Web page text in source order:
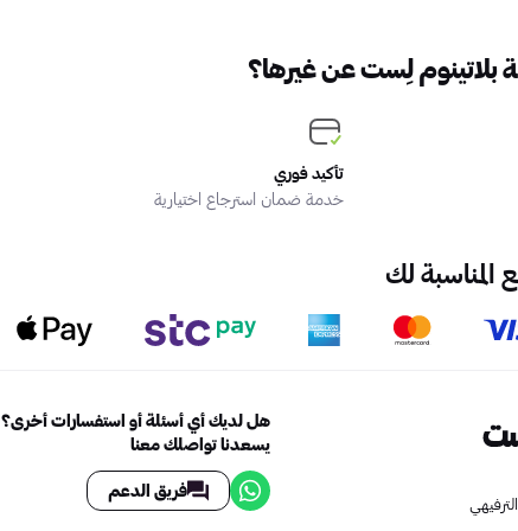
بلاتينوم لِست عن غيرها؟
تأكيد فوري
خدمة ضمان استرجاع اختيارية
المناسبة لك
هل لديك أي أسئلة أو استفسارات أخرى؟
يسعدنا تواصلك معنا
فريق الدعم